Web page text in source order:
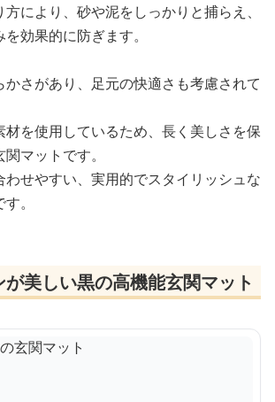
により、砂や泥をしっかりと捕らえ、
効果的に防ぎます。
さがあり、足元の快適さも考慮されて
材を使用しているため、長く美しさを保
マットです。
わせやすい、実用的でスタイリッシュな
。
美しい黒の高機能玄関マット